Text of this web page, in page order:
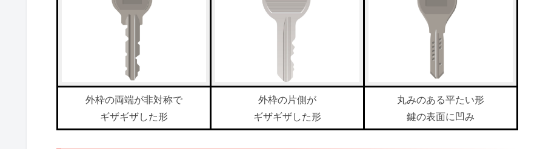
外枠の両端が非対称で
ギザギザした形
外枠の片側が
ギザギザした形
丸みのある平たい形
鍵の表面に凹み